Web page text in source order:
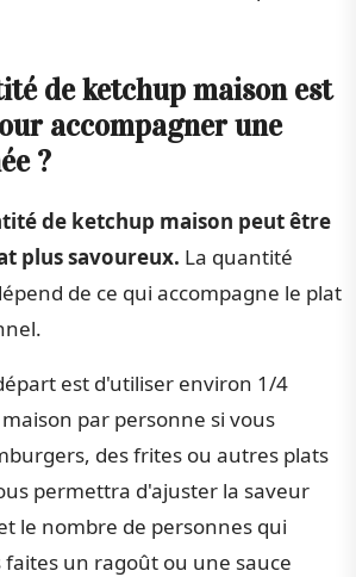
de ketchup maison est
accompagner une
?
de ketchup maison peut être
plus savoureux. La quantité
de ce qui accompagne le plat
est d'utiliser environ 1/4
par personne si vous
des frites ou autres plats
permettra d'ajuster la saveur
le nombre de personnes qui
faites un ragoût ou une sauce